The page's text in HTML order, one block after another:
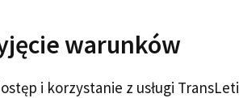
warunków
i korzystanie z usługi